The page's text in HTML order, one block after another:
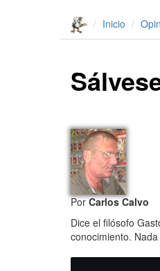
Inicio
PorCarlos Calvo
Dice el filósofo
conocimiento.